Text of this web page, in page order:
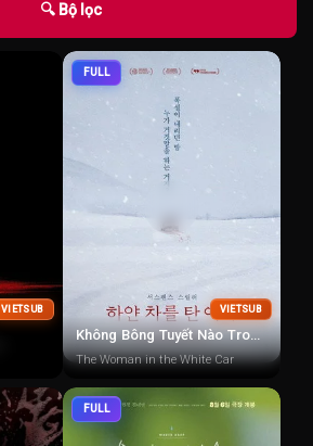
🔍 Bộ lọc
VIETSUB
FULL
VIETSUB
Không Bông Tuyết Nào Trong Sạch
The Woman in the White Car
FULL